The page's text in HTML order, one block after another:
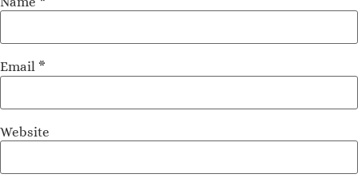
Email *
Website